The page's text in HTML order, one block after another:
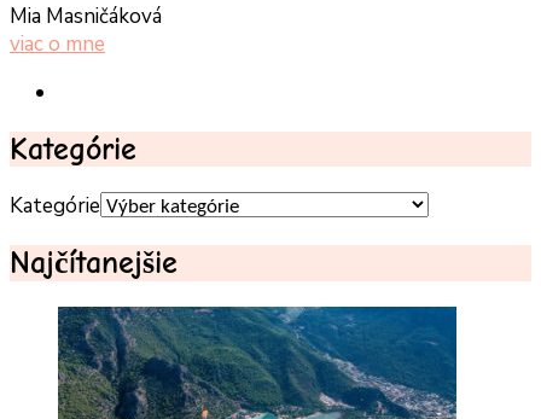
Mia Masničáková
viac o mne
Kategórie
Kategórie
Najčítanejšie